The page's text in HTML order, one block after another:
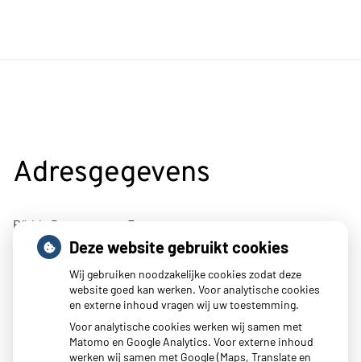
Adresgegevens
Rädda Barnenstraat 7
4695BJ Sint-Maartensdijk
0166 662400
info@mcpluimpot.nl
Deze website gebruikt cookies
Wij gebruiken noodzakelijke cookies zodat deze
website goed kan werken. Voor analytische cookies
en externe inhoud vragen wij uw toestemming.
Voor analytische cookies werken wij samen met
Matomo en Google Analytics. Voor externe inhoud
werken wij samen met Google (Maps, Translate en